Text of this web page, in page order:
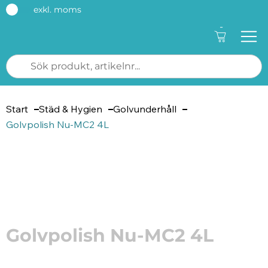
exkl. moms
-
Start Städ & Hygien
Golvunderhåll
Golvpolish Nu-MC2 4L
Golvpolish Nu-MC2 4L